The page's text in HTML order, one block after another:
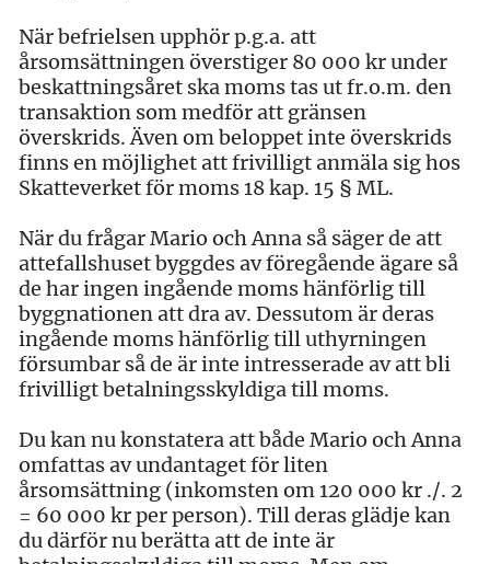
När befrielsen upphör p.g.a. att
årsomsättningen överstiger 80 000 kr under
beskattningsåret ska moms tas ut fr.o.m. den
transaktion som medför att gränsen
överskrids. Även om beloppet inte överskrids
finns en möjlighet att frivilligt anmäla sig hos
Skatteverket för moms 18 kap. 15 § ML.
När du frågar Mario och Anna så säger de att
attefallshuset byggdes av föregående ägare så
de har ingen ingående moms hänförlig till
byggnationen att dra av. Dessutom är deras
ingående moms hänförlig till uthyrningen
försumbar så de är inte intresserade av att bli
frivilligt betalningsskyldiga till moms.
Du kan nu konstatera att både Mario och Anna
omfattas av undantaget för liten
årsomsättning (inkomsten om 120 000 kr ./. 2
= 60 000 kr per person). Till deras glädje kan
du därför nu berätta att de inte är